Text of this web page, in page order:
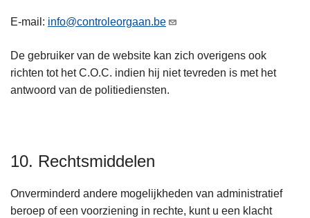
E-mail: info@controleorgaan.be
De gebruiker van de website kan zich overigens ook
richten tot het C.O.C. indien hij niet tevreden is met het
antwoord van de politiediensten.
10. Rechtsmiddelen
Onverminderd andere mogelijkheden van administratief
beroep of een voorziening in rechte, kunt u een klacht